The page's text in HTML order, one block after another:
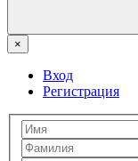
×
Вход
Регистрация